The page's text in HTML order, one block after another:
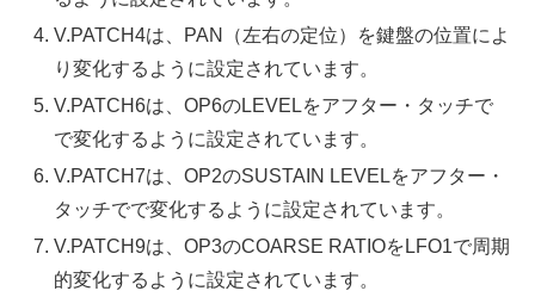
V.PATCH4は、PAN（左右の定位）を鍵盤の位置によ
り変化するように設定されています。
V.PATCH6は、OP6のLEVELをアフター・タッチで
で変化するように設定されています。
V.PATCH7は、OP2のSUSTAIN LEVELをアフター・
タッチでで変化するように設定されています。
V.PATCH9は、OP3のCOARSE RATIOをLFO1で周期
的変化するように設定されています。